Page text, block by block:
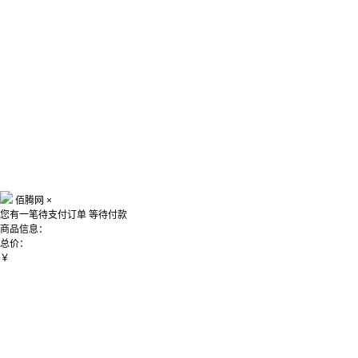
佰腾网 ×
您有一笔待支付订单 等待付款
商品信息：
总价：
￥